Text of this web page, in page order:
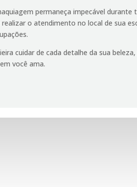
permaneça impecável
o atendimento no local de sua
cuidar de cada detalhe da sua
você ama.